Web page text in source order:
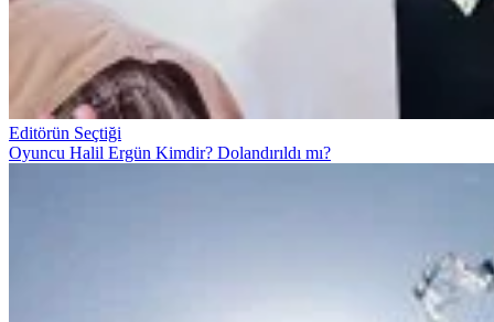
Editörün Seçtiği
Oyuncu Halil Ergün Kimdir? Dolandırıldı mı?